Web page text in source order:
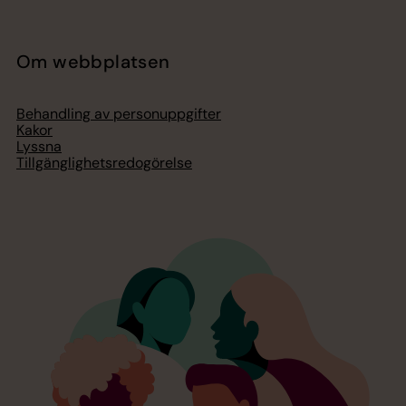
Om webbplatsen
Behandling av personuppgifter
Kakor
Lyssna
Tillgänglighetsredogörelse